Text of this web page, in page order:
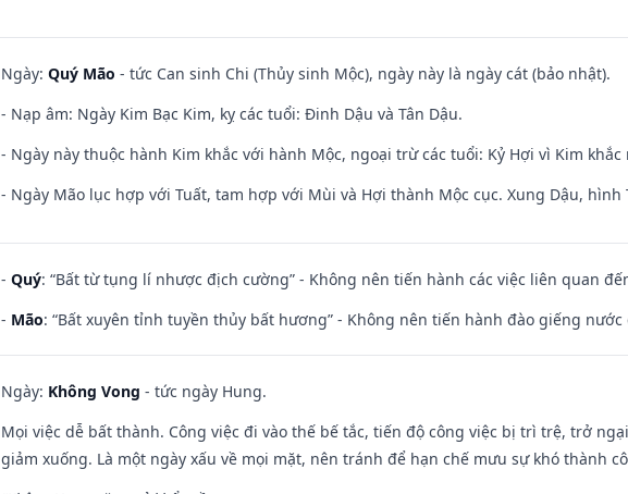
Ngày: Quý Mão - tức Can sinh Chi (Thủy sinh Mộc), ngày này là ngày cát (bảo nhật).
- Nạp âm: Ngày Kim Bạc Kim, kỵ các tuổi: Đinh Dậu và Tân Dậu.
- Ngày này thuộc hành Kim khắc với hành Mộc, ngoại trừ các tuổi: Kỷ Hợi vì Kim
- Ngày Mão lục hợp với Tuất, tam hợp với Mùi và Hợi thành Mộc cục. Xung Dậu, hình
- Quý: “Bất từ tụng lí nhược địch cường” - Không nên tiến hành các việc liên quan
- Mão: “Bất xuyên tỉnh tuyền thủy bất hương” - Không nên tiến hành đào giếng
Ngày: Không Vong - tức ngày Hung.
Mọi việc dễ bất thành. Công việc đi vào thế bế tắc, tiến độ công việc bị trì trệ, trở
giảm xuống. Là một ngày xấu về mọi mặt, nên tránh để hạn chế mưu sự khó thành